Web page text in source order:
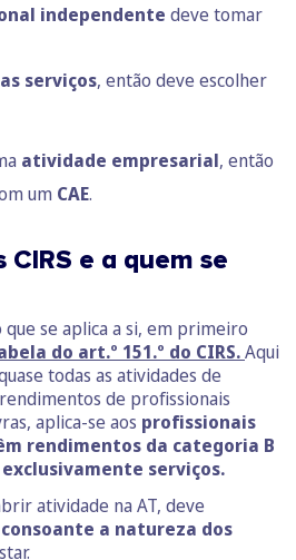
independente deve tomar
serviços, então deve escolher
atividade empresarial, então
um CAE.
e a quem se
que se aplica a si, em primeiro
do art.º 151.º do CIRS.Aqui
todas as atividades de
de profissionais
aplica-se aos profissionais
rendimentos da categoria B
serviços.
atividade na AT, deve
a natureza dos